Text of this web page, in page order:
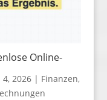
Online-
4, 2026| Finanzen,